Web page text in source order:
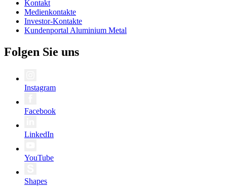
Kontakt
Medienkontakte
Investor-Kontakte
Kundenportal Aluminium Metal
Folgen Sie uns
Instagram
Facebook
LinkedIn
YouTube
Shapes